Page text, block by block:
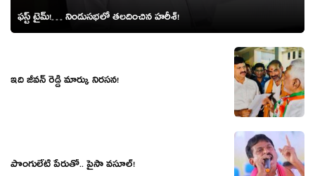
ఫస్ట్ టైమ్!… నిండుసభలో తలదించిన హరీశ్!
ఇది జీవన్ రెడ్డి మార్కు నిరసన!
పొంగులేటి పేరుతో.. పైసా వ‌సూల్‌!